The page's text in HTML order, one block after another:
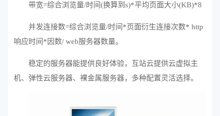
带宽=综合浏览量/时间(换算到s)*平均页面大小(KB)*8
并发连接数=综合浏览量/时间*页面衍生连接次数* http
响应时间*因数/ web服务器数量。
稳定的服务器能提供良好体验，互站云提供云虚拟主
机、弹性云服务器、裸金属服务器，多种配置灵活选择。